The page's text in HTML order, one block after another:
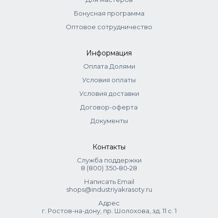
Лиловый пастельный и Синий лёд пастельный можно
уровней, чтобы персонализировать цвет, добавляя
синий, зеленый оттенки можно добавлять к пепельным
Корректоры также можно использовать для тонирования
осветленных волос - корректор + оксид 3% (1:2).
Бонусная программа
Оптовое сотрудничество
Информация
Оплата Долями
Условия оплаты
Условия доставки
Договор-оферта
Документы
Контакты
Служба поддержки
8 (800) 350‑80‑28
Написать Email
shops@industriyakrasoty.ru
Адрес
г. Ростов-на-дону, пр. Шолохова, зд. 11 с. 1